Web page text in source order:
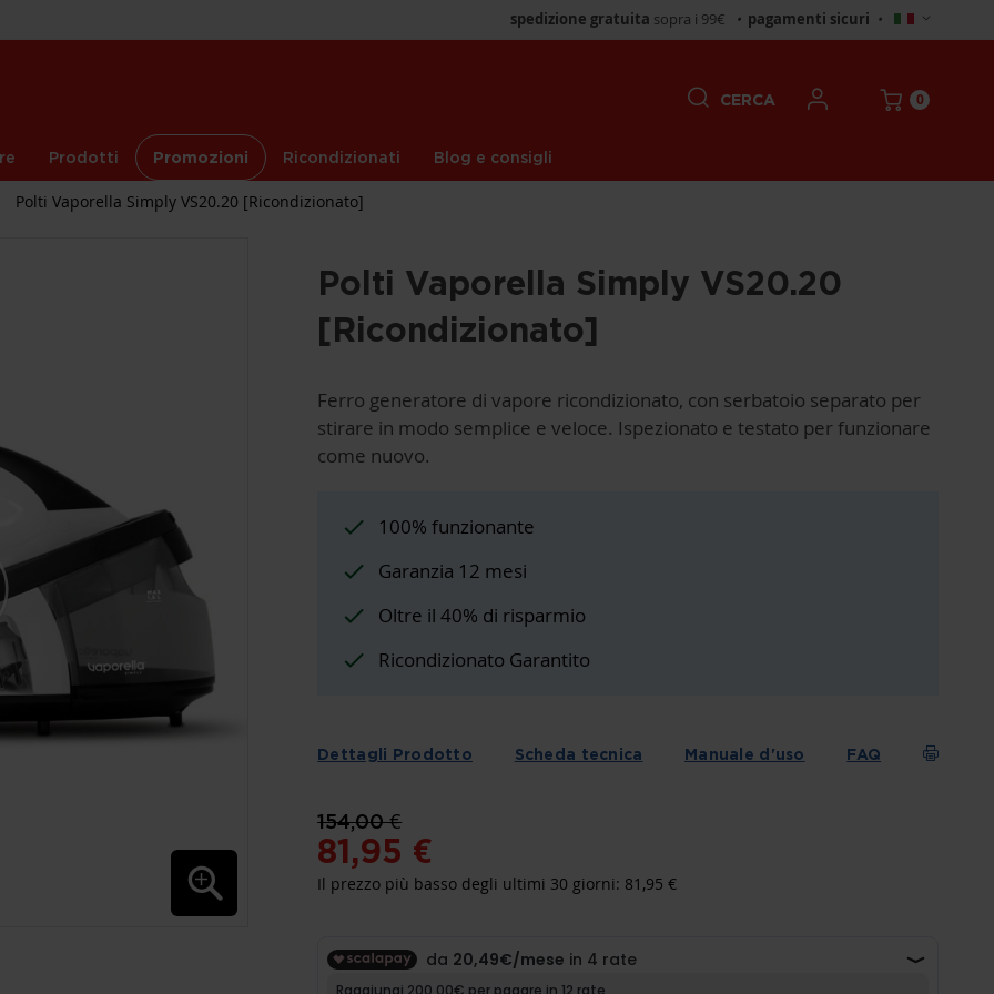
spedizione gratuita sopra i 99€ • pagamenti sicuri •
Seleziona
negozio
Prodotti Promozioni Ricondizionati Blog e consigli
CERCA 0
Polti Vaporella Simply VS20.20 [Ricondizionato]
Polti Vaporella Simply VS20.20
[Ricondizionato]
Ferro generatore di vapore ricondizionato, con serbatoio separato per
stirare in modo semplice e veloce. Ispezionato e testato per funzionare
come nuovo .
100% funzionante
Garanzia 12 mesi
Oltre il 40% di risparmio
Ricondizionato Garantito
Dettagli Prodotto Scheda tecnica Manuale d'uso FAQ
81,95 €
154,00 €
Il prezzo più basso degli ultimi 30 giorni: 81,95 €